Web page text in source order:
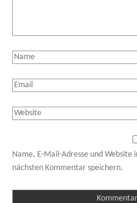
Name, E-Mail-Adresse und
nächsten Kommentar speichern.